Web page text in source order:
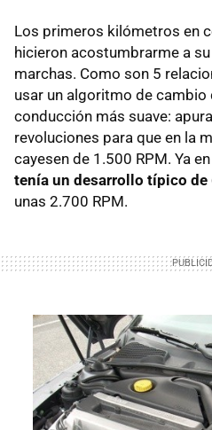
Los primeros kilómetros en
hicieron acostumbrarme a
marchas. Como son 5
usar un algoritmo de
conducción más suave:
revoluciones para que en la
cayesen de 1.500 RPM. Ya
tenía un desarrollo típico de
unas 2.700 RPM.